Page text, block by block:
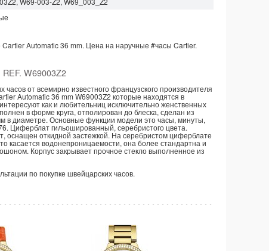
Automatic 36 mm. Цена на наручные #часы Cartier.
W69003Z2
от всемирно известного французского производителя
Automatic 36 mm W69003Z2 которые находятся в
как и любительниц исключительно женственных
в форме круга, отполирован до блеска, сделан из
в диаметре. Основные функции модели это часы, минуты,
Циферблат гильошированный, серебристого цвета.
оснащен откидной застежкой. На серебристом циферблате
касается водонепроницаемости, она более стандартна и
Корпус закрывает прочное стекло выполненное из
по покупке швейцарских часов.